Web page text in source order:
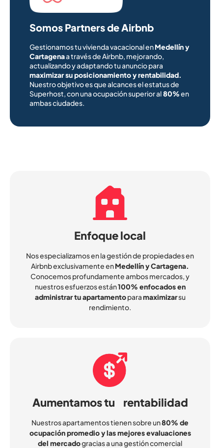
Somos Partners de Airbnb
Gestionamos tu vivienda vacacional enMedellín y
Cartagenaa través de Airbnb, mejorando,
actualizando y adaptando tu anuncio para
maximizar su posicionamiento y rentabilidad.
Nuestro objetivo es que alcances el estatus de
Superhost, con una ocupación superior al80%en
ambas ciudades.
Enfoque local
Nos especializamos en la gestión de propiedades en
Airbnb exclusivamente enMedellín y Cartagena.
Conocemos profundamente ambos mercados, y
nuestros esfuerzos están100% enfocados en
administrar tu apartamentoparamaximizarsu
rendimiento.
Aumentamos tu rentabilidad
Nuestros apartamentos tienen sobre un80% de
ocupación promedio y las mejores evaluaciones
del mercadogracias a una gestión comercial